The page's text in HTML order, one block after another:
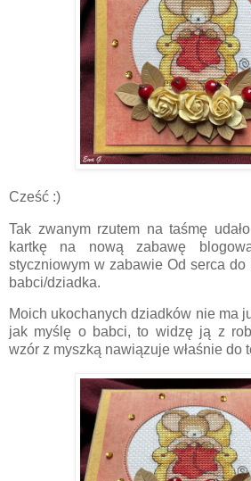
Cześć :)
Tak zwanym rzutem na taśmę
kartkę na nową zabawę
styczniowym w zabawie Od serca do
babci/dziadka.
Moich ukochanych dziadków nie ma
jak myślę o babci, to widzę ją z
wzór z myszką nawiązuje właśnie do